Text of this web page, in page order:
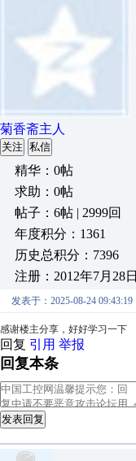
菊香斋主人
关注 私信
精华：0帖
求助：0帖
帖子：6帖 | 2999回
年度积分：1361
历史总积分：7396
注册：2012年7月28日
发表于：2025-08-24 09:43:19
感谢楼主分享，好好学习一下
回复 引用 举报
回复本条
发表回复